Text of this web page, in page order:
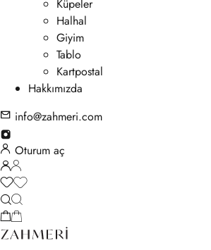
Küpeler
Halhal
Giyim
Tablo
Kartpostal
Hakkımızda
info@zahmeri.com
Oturum aç